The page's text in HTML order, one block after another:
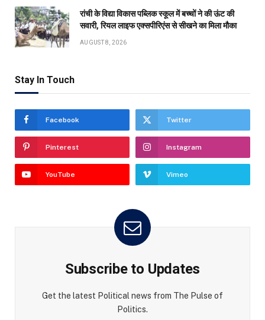
रांची के विद्या विकास पब्लिक स्कूल में बच्चों ने की ऊंट की
सवारी, रियल लाइफ एक्सपीरिएंस से सीखने का मिला मौका
AUGUST 8, 2026
Stay In Touch
Facebook Twitter
Pinterest Instagram
YouTube Vimeo
Subscribe to Updates
Get the latest Political news from The Pulse of
Politics.